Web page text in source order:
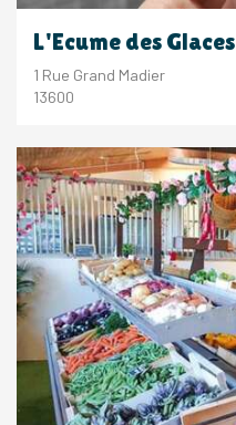
L'Ecume des Glaces
1 Rue Grand Madier
13600